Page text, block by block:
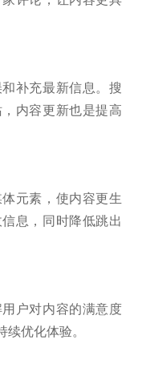
补充最新信息。搜
内容更新也是提高
元素，使内容更生
息，同时降低跳出
户对内容的满意度
优化体验。